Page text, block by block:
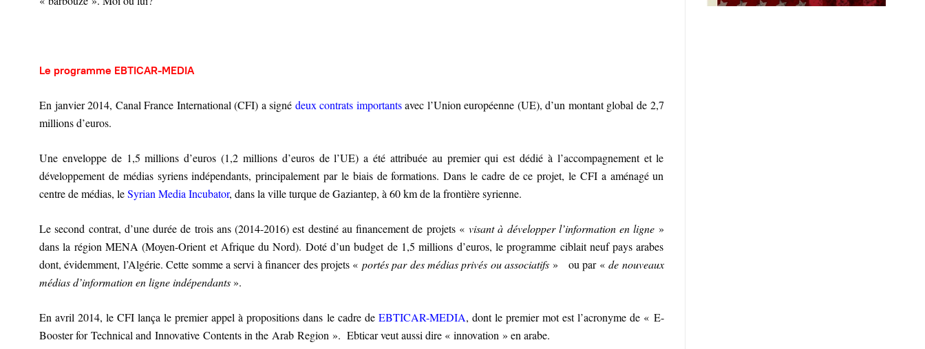
Le programme EBTICAR-MEDIA
En janvier 2014, Canal France International (CFI) a signé deux contrats importantsavec l’Union européenne (UE), d’un montant global de 2,7
millions d’euros.
Une enveloppe de 1,5 millions d’euros (1,2 millions d’euros de l’UE) a été attribuée au premier qui est dédié à l’accompagnement et le
développement de médias syriens indépendants, principalement par le biais de formations. Dans le cadre de ce projet, le CFI a aménagé un
centre de médias, leSyrian Media Incubator, dans la ville turque de Gaziantep, à 60 km de la frontière syrienne.
Le second contrat, d’une durée de trois ans (2014-2016) est destiné au financement de projets « visant à développer l’information en ligne »
dans la région MENA (Moyen-Orient et Afrique du Nord). Doté d’un budget de 1,5 millions d’euros, le programme ciblait neuf pays arabes
dont, évidemment, l’Algérie. Cette somme a servi à financer des projets « portés par des médias privés ou associatifs » ou par «de nouveaux
médias d’information en ligne indépendants».
En avril 2014, le CFI lança le premier appel à propositions dans le cadre deEBTICAR-MEDIA, dont le premier mot est l’acronyme de « E-
Booster for Technical and Innovative Contents in the Arab Region ». Ebticar veut aussi dire « innovation » en arabe.